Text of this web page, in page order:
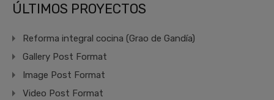
ÚLTIMOS PROYECTOS
Reforma integral cocina (Grao de Gandía)
Gallery Post Format
Image Post Format
Video Post Format